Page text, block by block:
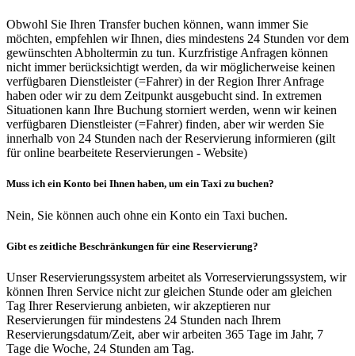
Obwohl Sie Ihren Transfer buchen können, wann immer Sie
möchten, empfehlen wir Ihnen, dies mindestens 24 Stunden vor dem
gewünschten Abholtermin zu tun. Kurzfristige Anfragen können
nicht immer berücksichtigt werden, da wir möglicherweise keinen
verfügbaren Dienstleister (=Fahrer) in der Region Ihrer Anfrage
haben oder wir zu dem Zeitpunkt ausgebucht sind. In extremen
Situationen kann Ihre Buchung storniert werden, wenn wir keinen
verfügbaren Dienstleister (=Fahrer) finden, aber wir werden Sie
innerhalb von 24 Stunden nach der Reservierung informieren (gilt
für online bearbeitete Reservierungen - Website)
Muss ich ein Konto bei Ihnen haben, um ein Taxi zu buchen?
Nein, Sie können auch ohne ein Konto ein Taxi buchen.
Gibt es zeitliche Beschränkungen für eine Reservierung?
Unser Reservierungssystem arbeitet als Vorreservierungssystem, wir
können Ihren Service nicht zur gleichen Stunde oder am gleichen
Tag Ihrer Reservierung anbieten, wir akzeptieren nur
Reservierungen für mindestens 24 Stunden nach Ihrem
Reservierungsdatum/Zeit, aber wir arbeiten 365 Tage im Jahr, 7
Tage die Woche, 24 Stunden am Tag.